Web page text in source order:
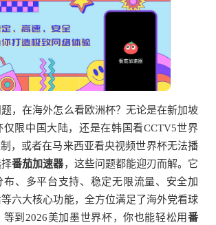
题，在海外怎么看欧洲杯？无论是在新加坡
仅限中国大陆，还是在韩国看CCTV5世界
，或者在马来西亚看央视频世界杯无法播
番茄加速器，这些问题都能迎刃而解。它
布、多平台支持、稳定无限流量、安全加
六大核心功能，全方位满足了海外党看球
到2026美加墨世界杯，你也能轻松用番